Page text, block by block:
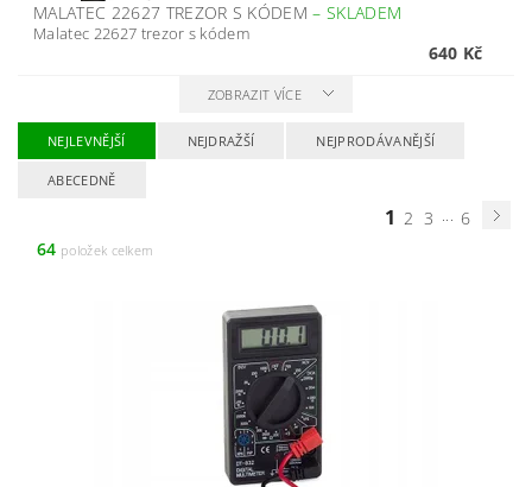
MALATEC 22627 TREZOR S KÓDEM–SKLADEM
Malatec 22627 trezor s kódem
640 Kč
ZOBRAZIT VÍCE
NEJLEVNĚJŠÍ NEJDRAŽŠÍ NEJPRODÁVANĚJŠÍ
ABECEDNĚ
1 2 3 ... 6
64 položek celkem